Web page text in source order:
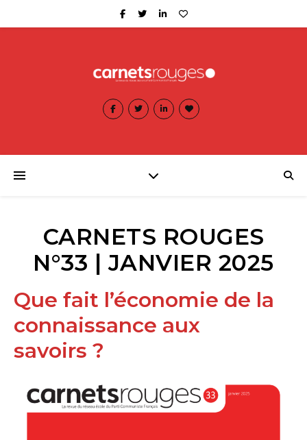
CARNETS ROUGES
N°33 | JANVIER 2025
Que fait l’économie de la
connaissance aux
savoirs ?